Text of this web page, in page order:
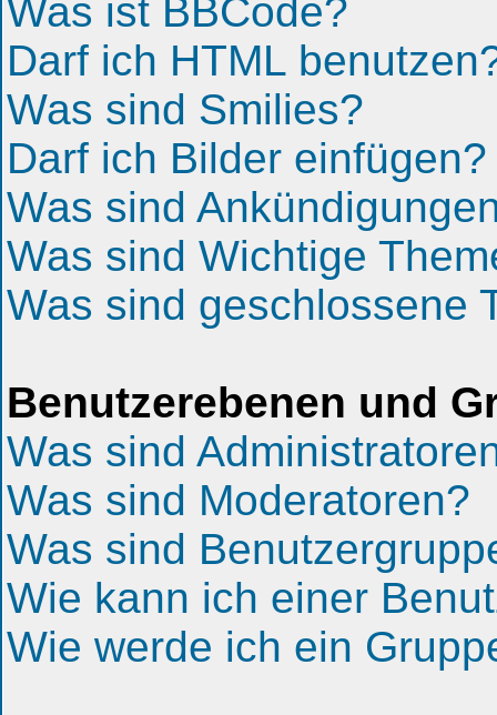
Was ist BBCode?
Darf ich HTML
Was sind Smilies?
Darf ich Bilder einfügen?
Was sind
Was sind Wichtige
Was sind geschlossene
Benutzerebenen und
Was sind
Was sind Moderatoren?
Was sind
Wie kann ich einer
Wie werde ich ein